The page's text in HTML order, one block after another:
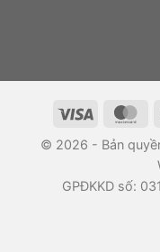
© 2026 - Bản
GPĐKKD số: